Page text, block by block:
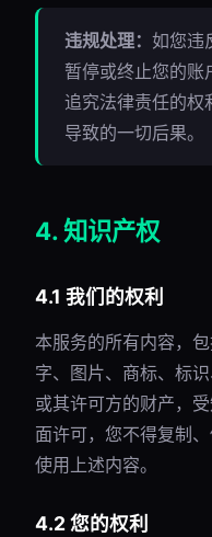
违规处理： 如您违
暂停或终止您的账
追究法律责任的权
导致的一切后果。
4. 知识产权
4.1 我们的权利
本服务的所有内容，
字、图片、商标、标
或其许可方的财产，
面许可，您不得复制
使用上述内容。
4.2 您的权利